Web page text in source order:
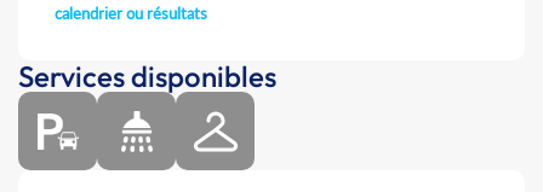
calendrier ou résultats
Services disponibles